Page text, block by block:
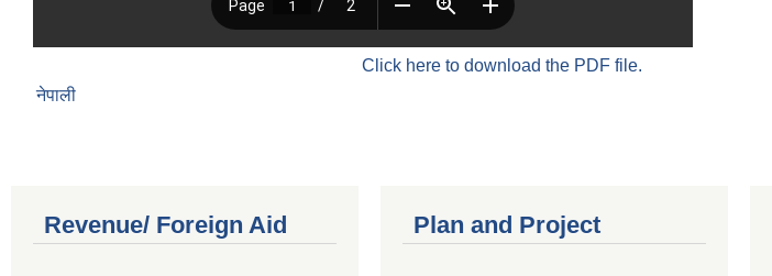
Click here to download the PDF file.
नेपाली
Revenue/ Foreign Aid Plan and Project